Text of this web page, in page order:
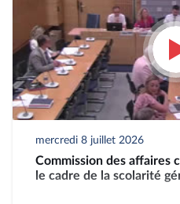
mercredi 8 juillet 2026
Commission des affaires
le cadre de la scolarité